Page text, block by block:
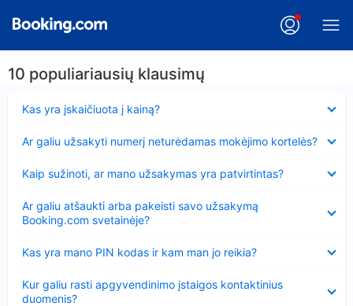
10 populiariausių klausimų
Kas yra įskaičiuota į kainą?
Ar galiu užsakyti numerį neturėdamas mokėjimo kortelės?
Kaip sužinoti, ar mano užsakymas yra patvirtintas?
Ar galiu atšaukti arba pakeisti savo užsakymą
Booking.com svetainėje?
Kas yra mano PIN kodas ir kam man jo reikia?
Kur galiu rasti apgyvendinimo įstaigos kontaktinius
duomenis?